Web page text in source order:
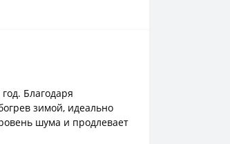
Благодаря
зимой, идеально
шума и продлевает